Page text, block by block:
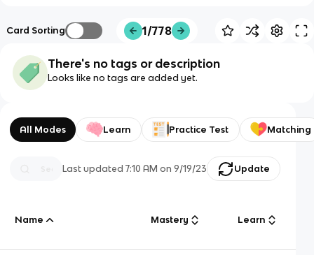
Card Sorting 1/778
There's no tags or description
Looks like no tags are added yet.
All Modes Learn Practice Test Matching
Last updated7:10 AM on 9/19/23 Update
Name Mastery Learn